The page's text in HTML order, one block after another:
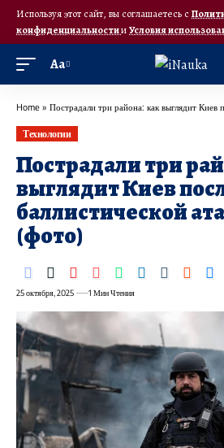
Используя этот сайт, вы соглашаетесь с
конфиденциальностииУсловия
Аа
Home » Пострадали три района: как выглядит Киев
Технологии
Пострадали три
выглядит Киев
баллистической
(фото)
25 октября, 2025 1 Мин Чтения